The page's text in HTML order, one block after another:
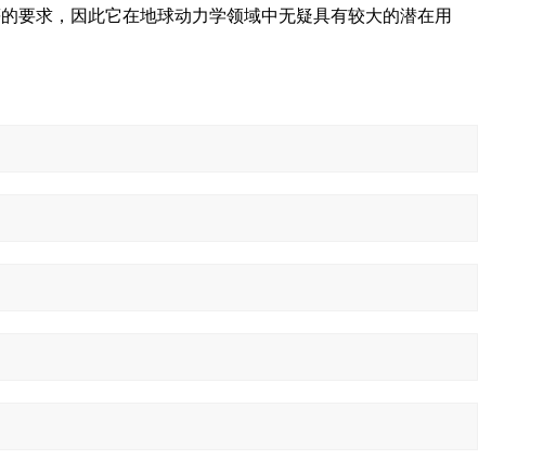
要求，因此它在地球动力学领域中无疑具有较大的潜在用